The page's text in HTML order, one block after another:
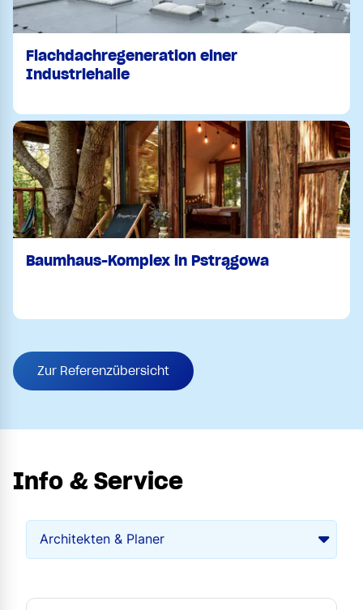
Flachdachregeneration einer
Industriehalle
Baumhaus-Komplex in Pstrągowa
Zur Referenzübersicht
Info & Service